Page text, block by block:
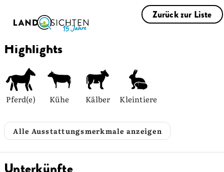
Zurück zur Liste
Highlights
Pferd(e) Kühe Kälber Kleintiere
Alle Ausstattungsmerkmale anzeigen